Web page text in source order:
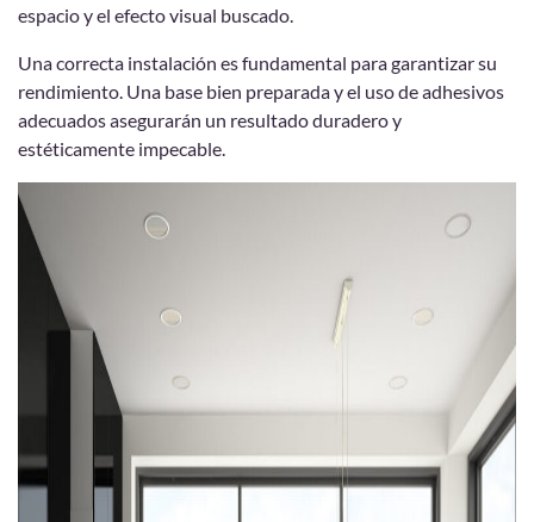
espacio y el efecto visual buscado.
Una correcta instalación es fundamental para garantizar su
rendimiento. Una base bien preparada y el uso de adhesivos
adecuados asegurarán un resultado duradero y
estéticamente impecable.